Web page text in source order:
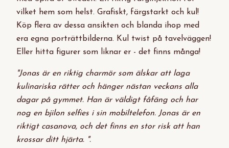
vilket hem som helst. Grafiskt, färgstarkt och kul!
Köp flera av dessa ansikten och blanda ihop med
era egna porträttbilderna. Kul twist på tavelväggen!
Eller hitta figurer som liknar er - det finns många!
"Jonas är en riktig charmör som älskar att laga
kulinariska rätter och hänger nästan veckans alla
dagar på gymmet. Han är väldigt fåfäng och har
nog en bjilon selfies i sin mobiltelefon. Jonas är en
riktigt casanova, och det finns en stor risk att han
krossar ditt hjärta. ".